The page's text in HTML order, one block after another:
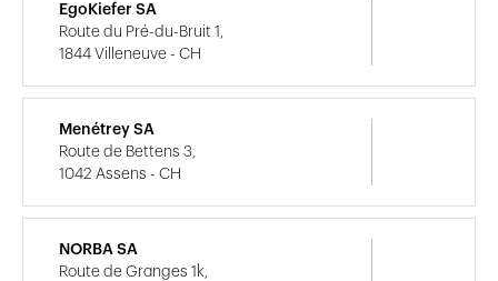
EgoKiefer SA
Route du Pré-du-Bruit 1,
1844 Villeneuve - CH
Menétrey SA
Route de Bettens 3,
1042 Assens - CH
NORBA SA
Route de Granges 1k,